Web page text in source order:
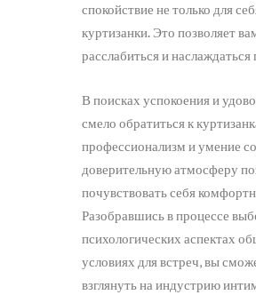
спокойствие не только для
куртизанки. Это позволяет
расслабиться и
В поисках успокоения и
смело обратиться к
профессионализм и умение
доверительную атмосферу
почувствовать себя
Разобравшись в процессе
психологических аспектах
условиях для встреч, вы
взглянуть на индустрию